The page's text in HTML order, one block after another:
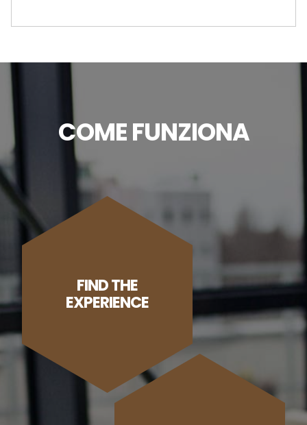
COME FUNZIONA
FIND THE
EXPERIENCE